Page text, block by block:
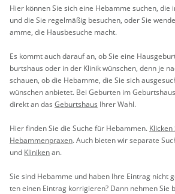
Hier kön­nen Sie sich eine Heb­am­me su­chen, die
und die Sie re­gel­mä­ßig be­su­chen, oder Sie
am­me, die Haus­be­su­che macht.
Es kommt auch dar­auf an, ob Sie eine
burts­haus oder in der Kli­nik wün­schen, denn je
schau­en, ob die Heb­am­me, die Sie sich
wün­schen an­bie­tet. Bei Ge­bur­ten im
di­rekt an das Ge­burts­haus Ihrer Wahl.
Hier fin­den Sie die Suche für Heb­am­men.
Heb­am­men­pra­xen. Auch bie­ten wir se­pa­ra­te
und Kli­ni­kenan.
Sie sind Heb­am­me und haben Ihre Ein­trag nicht
ten einen Ein­trag kor­ri­gie­ren? Dann neh­men Sie